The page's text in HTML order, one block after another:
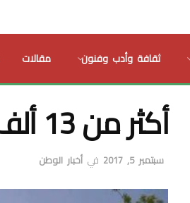
ثقافة وأدب وفنون مقالات
أكثر من 13 ألف عدد الحجاج العمانيين هذا العام
سبتمبر 5, 2017 في أخبار الوطن